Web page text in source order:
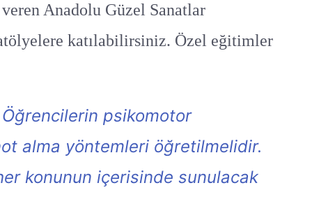
Anadolu Güzel Sanatlar
katılabilirsiniz. Özel eğitimler
psikomotor
alma yöntemleri öğretilmelidir.
konunun içerisinde sunulacak